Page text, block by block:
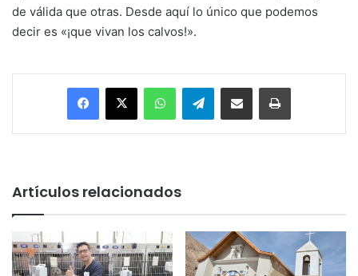
de válida que otras. Desde aquí lo único que podemos
decir es «¡que vivan los calvos!».
Facebook
X WhatsAppTelegramEnviar vía email Imprimir
Artículos relacionados